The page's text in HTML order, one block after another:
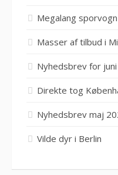
Megalang
Masser af tilbud i
Nyhedsbrev for
Direkte tog
Nyhedsbrev maj
Vilde dyr i Berlin